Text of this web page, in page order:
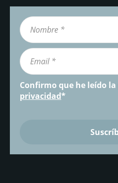
Confirmo que he leído la
privacidad*